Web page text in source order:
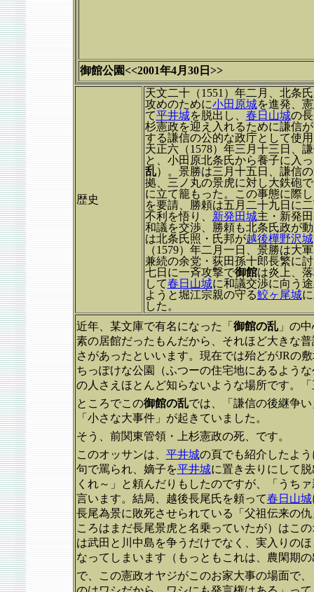
御館公園<<2001年4月30日>>
歴史
天文二十（1551）年二月、北条
攻めのために小田原城を進発、
て平井城を脱出し、 春日山城の
杉憲政を迎え入れるために謙信
する謙信の公的な政庁として使
天正六（1578）年三月十三日、
と、小田原北条氏から養子に入
乱）。景勝は三月十五日、謙信
拠、三ノ丸の景虎に対し大鉄砲
に立て籠もった。この事態に際
を要請、勝頼は五月二十九日に
不利を悟り、 新発田城主・新発
和議を交渉、勝頼も北条氏政が
は北条氏照・氏邦が越後樺野沢城
（1579）年二月一日、景勝は大
兼続の余党・荻田孫十郎長繁に
七日に一斉攻撃で御館は炎上、
して春日山城に和議交渉に向う
ようと堀江宗親の守る鮫ヶ尾城
した。
近年、某文庫で有名になった「 御館の乱」の
素の居館だったもんだから、それほど大きな
さがあったといいます。現在では殆どがJRの
ちっぽけな公園（ふつーの住宅地にあるよう
の人さえほとんど知らないような場所です。
ところでこの御館の乱では、「謙信の後継争
「小さな大事件」が起きていました。
そう、前関東管領・上杉憲政の死、です。
このオッサンは、 平井城の頁でも紹介したよ
句で罵られ、嫡子を平井城に置き去りにして
くれ～」と頼んだりもしたのですが、「うち
言います。結局、越後長尾氏を頼って春日山城
長尾為景に敗死させられている「父祖伝来の
ころはまだ長尾景虎と名乗っていたが）はこ
は武田と川中島を争うだけでなく、実入りの
なってしまいます（もっともこれは、農閑期
で、この憲政オヤジがこのお家大事の場面で